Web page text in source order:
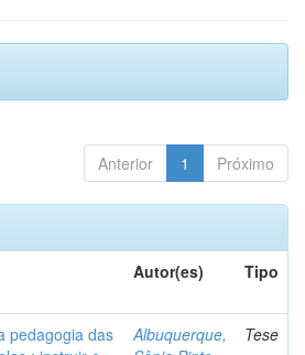
Anterior 1 Próximo
Autor(es) Tipo
pedagogia das
Albuquerque,
Tese